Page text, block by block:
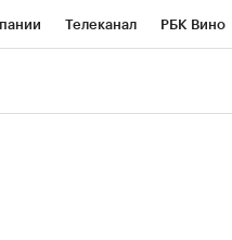
Телеканал РБК Вино